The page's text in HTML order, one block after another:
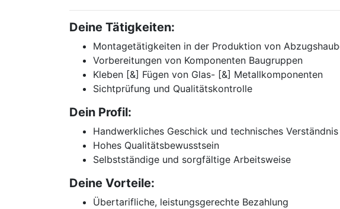
Deine Tätigkeiten:
Montagetätigkeiten in der Produktion von
Vorbereitungen von Komponenten Baugruppen
Kleben [&] Fügen von Glas- [&] Metallkomponenten
Sichtprüfung und Qualitätskontrolle
Dein Profil:
Handwerkliches Geschick und technisches Verständnis
Hohes Qualitätsbewusstsein
Selbstständige und sorgfältige Arbeitsweise
Deine Vorteile:
Übertarifliche, leistungsgerechte Bezahlung